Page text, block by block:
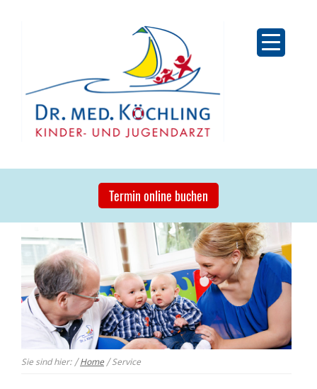
Kinder- und Jugendarzt Dr. med. Köchling
Kinder-Hämatologie und Onkologie . Ernährungsmedizin .
Termin online buchen
Sie sind hier: / Home /Service